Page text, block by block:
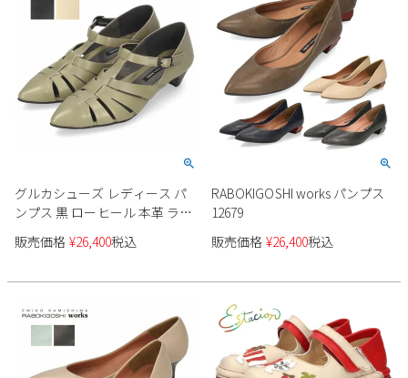
グルカシューズ レディース パ
ンプス 黒 ローヒール 本革 ラボ
キゴシワークス 12767 ブラック
グレー ベージュ 靴 カジュアル
販売価格 ¥26,400税込
RABOKIGOSHI works パンプス
12679
販売価格 ¥26,400税込